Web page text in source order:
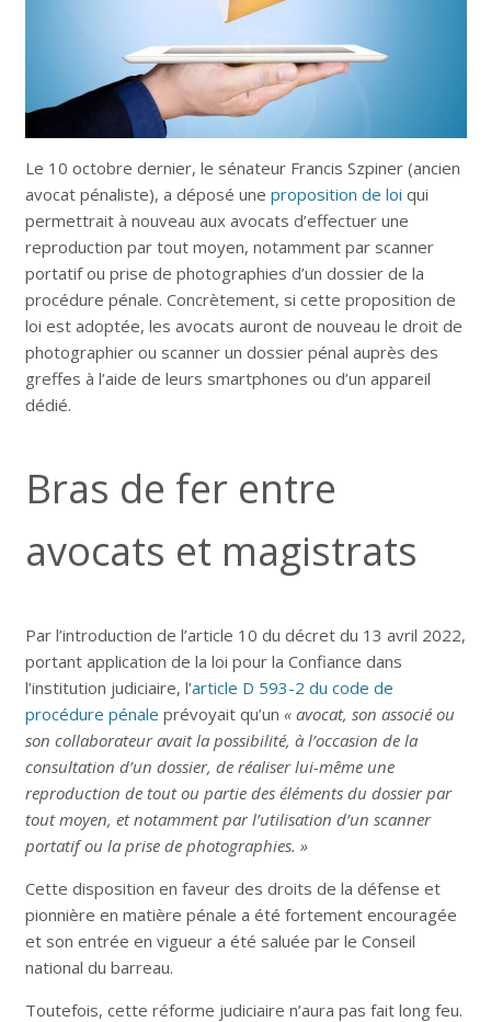
Le 10 octobre dernier, le sénateur Francis Szpiner (ancien
avocat pénaliste), a déposé une proposition de loi qui
permettrait à nouveau aux avocats d’effectuer une
reproduction par tout moyen, notamment par scanner
portatif ou prise de photographies d’un dossier de la
procédure pénale. Concrètement, si cette proposition de
loi est adoptée, les avocats auront de nouveau le droit de
photographier ou scanner un dossier pénal auprès des
greffes à l’aide de leurs smartphones ou d’un appareil
dédié.
Bras de fer entre
avocats et magistrats
Par l’introduction de l’article 10 du décret du 13 avril 2022,
portant application de la loi pour la Confiance dans
l’institution judiciaire, l’article D 593-2 du code de
procédure pénale prévoyait qu’un « avocat, son associé ou
son collaborateur avait la possibilité, à l’occasion de la
consultation d’un dossier, de réaliser lui-même une
reproduction de tout ou partie des éléments du dossier par
tout moyen, et notamment par l’utilisation d’un scanner
portatif ou la prise de photographies. »
Cette disposition en faveur des droits de la défense et
pionnière en matière pénale a été fortement encouragée
et son entrée en vigueur a été saluée par le Conseil
national du barreau.
Toutefois, cette réforme judiciaire n’aura pas fait long feu.